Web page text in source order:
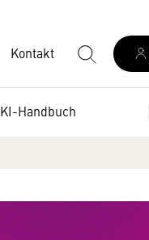
Kontakt
KI-Handbuch